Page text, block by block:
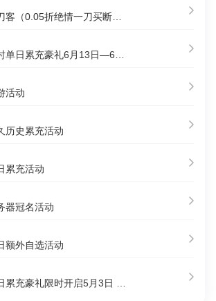
活动
历史累充活动
累充活动
器冠名活动
额外自选活动